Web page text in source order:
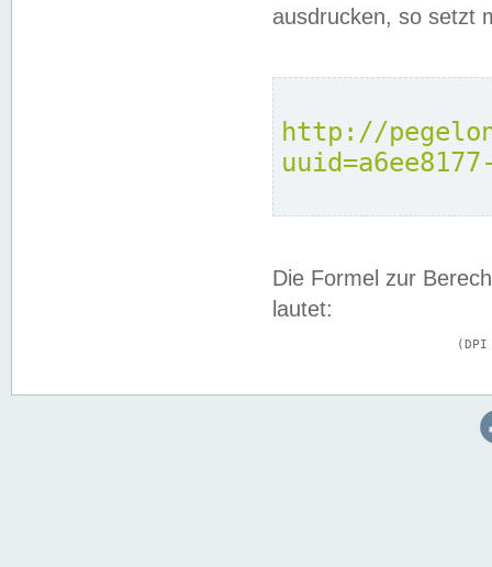
ausdrucken, so setzt
http://
Die Formel zur
lautet: